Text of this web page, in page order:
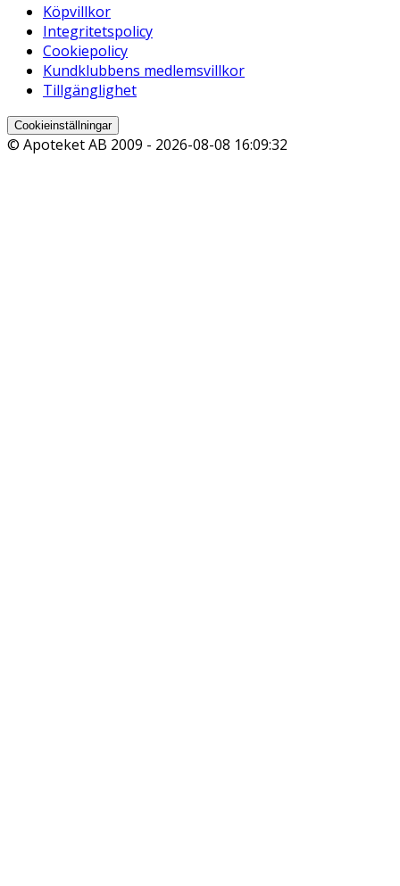
Köpvillkor
Integritetspolicy
Cookiepolicy
Kundklubbens medlemsvillkor
Tillgänglighet
Cookieinställningar
© Apoteket AB 2009 - 2026-08-08 16:09:32